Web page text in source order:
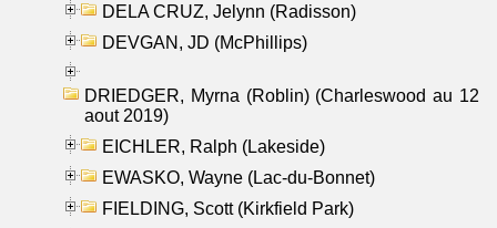
DELA CRUZ, Jelynn (Radisson)
DEVGAN, JD (McPhillips)
DRIEDGER, Myrna (Roblin) (Charleswood au 12
aout 2019)
EICHLER, Ralph (Lakeside)
EWASKO, Wayne (Lac-du-Bonnet)
FIELDING, Scott (Kirkfield Park)